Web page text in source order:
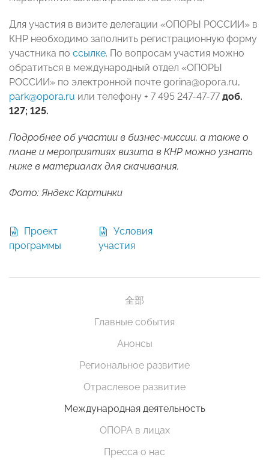
Для участия в визите делегации «ОПОРЫ РОССИИ» в
КНР необходимо заполнить регистрационную форму
участника по ссылке. По вопросам участия можно
обратиться в международный отдел «ОПОРЫ
РОССИИ» по электронной почте gorina@opora.ru,
park@opora.ru или телефону + 7 495 247-47-77 доб.
127; 125.
Подробнее об участии в бизнес-миссии, а также о
плане и мероприятиях визита в КНР можно узнать
ниже в материалах для скачивания.
Фото: Яндекс Картинки
программы
Условия
участия
全部
Главные события
Анонсы
Региональное развитие
Отраслевое развитие
Международная деятельность
ОПОРА в лицах
Пресса о нас